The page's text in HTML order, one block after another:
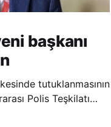
başkanı
tutuklanmasının
Polis Teşkilatı